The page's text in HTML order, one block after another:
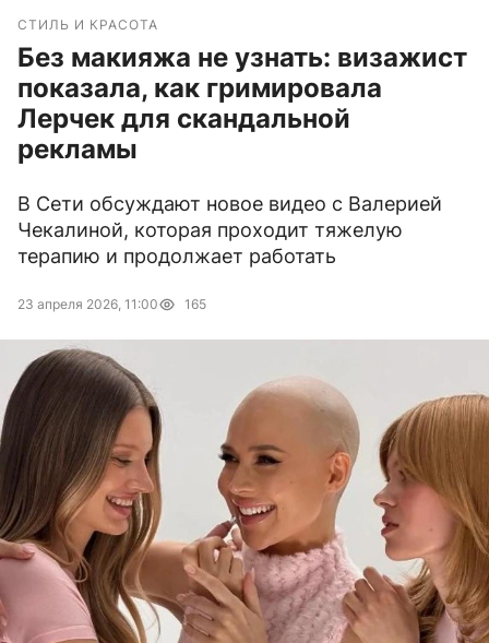
СТИЛЬ И КРАСОТА
Без макияжа не узнать: визажист
показала, как гримировала
Лерчек для скандальной
рекламы
В Сети обсуждают новое видео с Валерией
Чекалиной, которая проходит тяжелую
терапию и продолжает работать
23 апреля 2026, 11:00 165